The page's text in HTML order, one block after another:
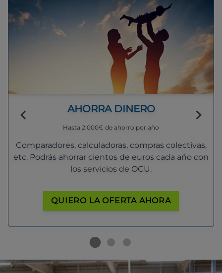
AHORRA DINERO
Hasta 2.000€ de ahorro por año
Comparadores, calculadoras, compras colectivas,
etc. Podrás ahorrar cientos de euros cada año con
los servicios de OCU.
QUIERO LA OFERTA AHORA